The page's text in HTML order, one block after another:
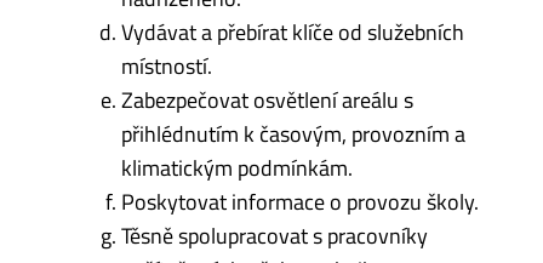
Vydávat a přebírat klíče od služebních
místností.
Zabezpečovat osvětlení areálu s
přihlédnutím k časovým, provozním a
klimatickým podmínkám.
Poskytovat informace o provozu školy.
Těsně spolupracovat s pracovníky